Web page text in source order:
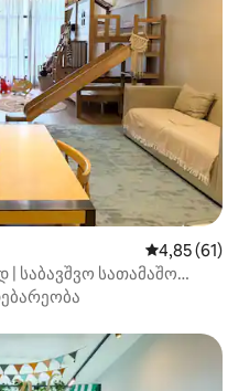
საშუალო
4,85 (61)
საბავშვო სათამაშო